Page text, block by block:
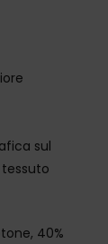
sul
40%